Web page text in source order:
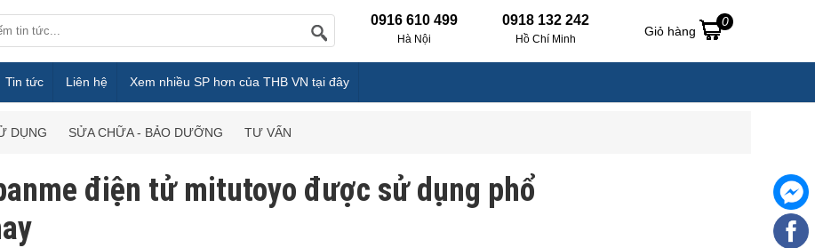
0916 610 499
Hà Nội
0918 132 242
Hồ Chí Minh
Giỏ hàng
0
Tin tức Liên hệ Xem nhiều SP hơn của THB VN tại đây
DỤNG SỬA CHỮA - BẢO DƯỠNG TƯ VẤN
điện tử mitutoyo được sử dụng phổ